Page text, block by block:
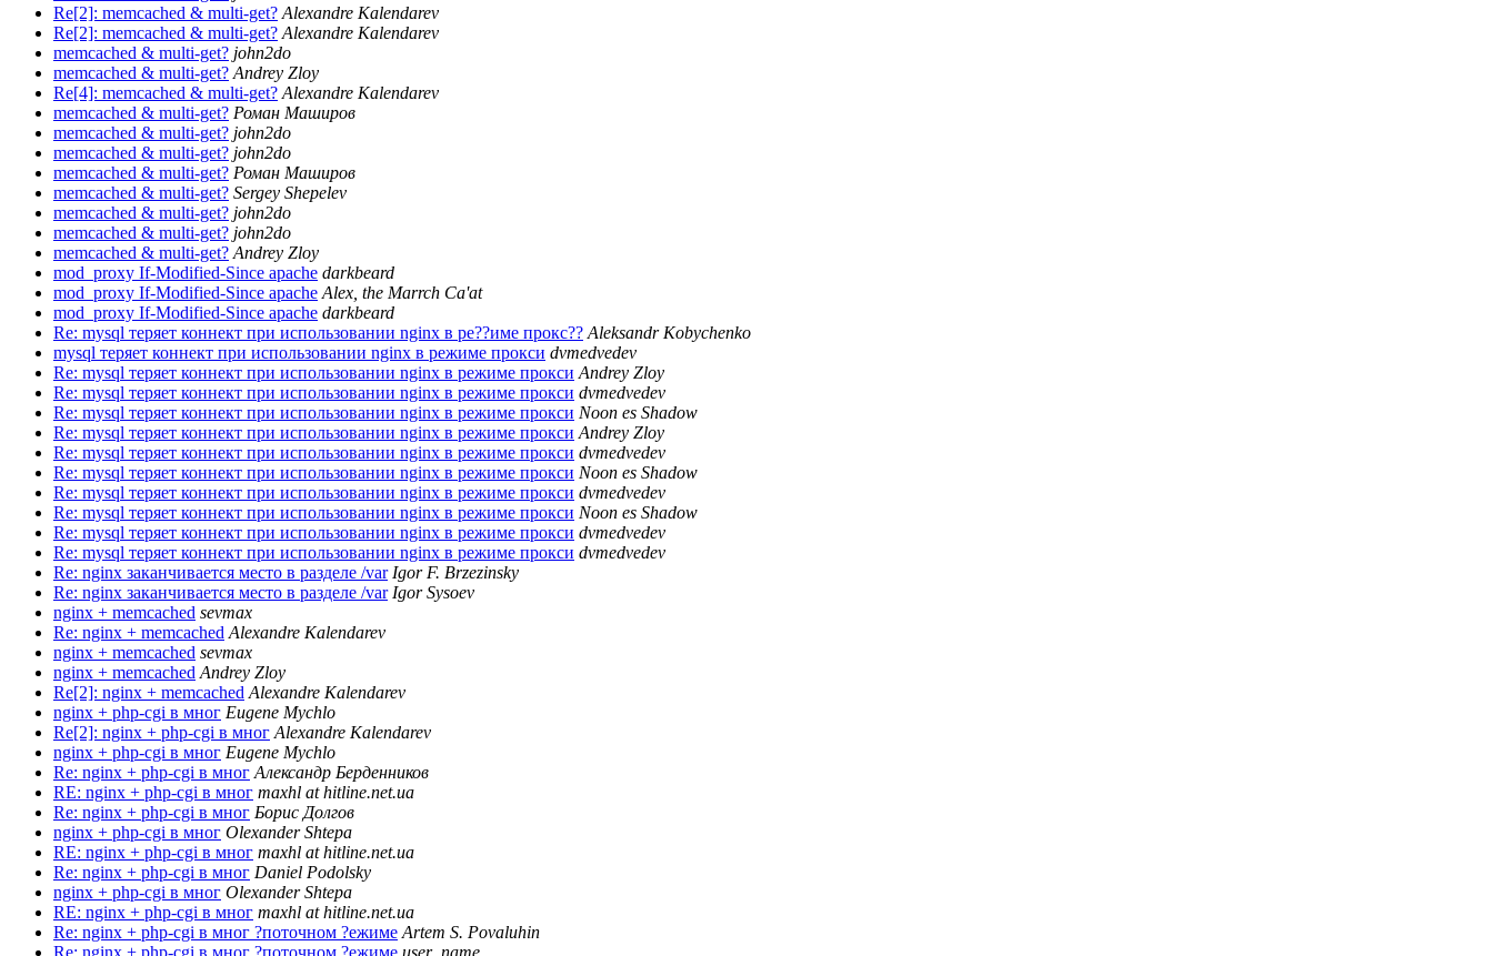
Re[2]: memcached & multi-get? Alexandre Kalendarev
Re[2]: memcached & multi-get? Alexandre Kalendarev
memcached & multi-get? john2do
memcached & multi-get? Andrey Zloy
Re[4]: memcached & multi-get? Alexandre Kalendarev
memcached & multi-get? Роман Маширов
memcached & multi-get? john2do
memcached & multi-get? john2do
memcached & multi-get? Роман Маширов
memcached & multi-get? Sergey Shepelev
memcached & multi-get? john2do
memcached & multi-get? john2do
memcached & multi-get? Andrey Zloy
mod_proxy If-Modified-Since apache darkbeard
mod_proxy If-Modified-Since apache Alex, the Marrch Ca'at
mod_proxy If-Modified-Since apache darkbeard
Re: mysql теряет коннект при использовании nginx в ре??име прокс?? Aleksandr Kobychenko
mysql теряет коннект при использовании nginx в режиме прокси dvmedvedev
Re: mysql теряет коннект при использовании nginx в режиме прокси Andrey Zloy
Re: mysql теряет коннект при использовании nginx в режиме прокси dvmedvedev
Re: mysql теряет коннект при использовании nginx в режиме прокси Noon es Shadow
Re: mysql теряет коннект при использовании nginx в режиме прокси Andrey Zloy
Re: mysql теряет коннект при использовании nginx в режиме прокси dvmedvedev
Re: mysql теряет коннект при использовании nginx в режиме прокси Noon es Shadow
Re: mysql теряет коннект при использовании nginx в режиме прокси dvmedvedev
Re: mysql теряет коннект при использовании nginx в режиме прокси Noon es Shadow
Re: mysql теряет коннект при использовании nginx в режиме прокси dvmedvedev
Re: mysql теряет коннект при использовании nginx в режиме прокси dvmedvedev
Re: nginx заканчивается место в разделе /var Igor F. Brzezinsky
Re: nginx заканчивается место в разделе /var Igor Sysoev
nginx + memcached sevmax
Re: nginx + memcached Alexandre Kalendarev
nginx + memcached sevmax
nginx + memcached Andrey Zloy
Re[2]: nginx + memcached Alexandre Kalendarev
nginx + php-cgi в мног Eugene Mychlo
Re[2]: nginx + php-cgi в мног Alexandre Kalendarev
nginx + php-cgi в мног Eugene Mychlo
Re: nginx + php-cgi в мног Александр Берденников
RE: nginx + php-cgi в мног maxhl at hitline.net.ua
Re: nginx + php-cgi в мног Борис Долгов
nginx + php-cgi в мног Olexander Shtepa
RE: nginx + php-cgi в мног maxhl at hitline.net.ua
Re: nginx + php-cgi в мног Daniel Podolsky
nginx + php-cgi в мног Olexander Shtepa
RE: nginx + php-cgi в мног maxhl at hitline.net.ua
Re: nginx + php-cgi в мног ?поточном ?ежиме Artem S. Povaluhin